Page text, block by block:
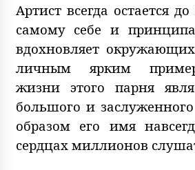
Артист всегда остается
самому себе и
вдохновляет
личным ярким
жизни этого парня
большого и
образом его имя
сердцах миллионов